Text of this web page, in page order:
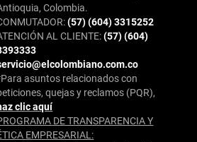
Colombia.
(57) (604) 3315252
AL CLIENTE:(57) (604)
asuntos relacionados con
quejas y reclamos (PQR),
clic aquí
DE TRANSPARENCIA Y
EMPRESARIAL: